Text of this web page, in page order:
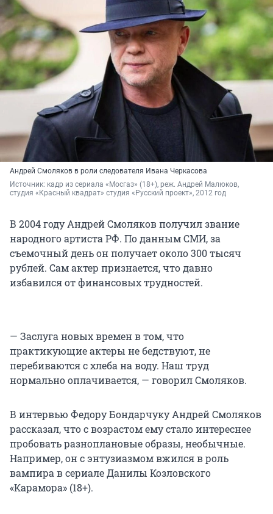
Андрей Смоляков в роли следователя Ивана Черкасова
Источник: кадр из сериала «Мосгаз» (18+), реж. Андрей Малюков,
студия «Красный квадрат» студия «Русский проект», 2012 год
В 2004 году Андрей Смоляков получил звание
народного артиста РФ. По данным СМИ, за
съемочный день он получает около300 тысяч
рублей. Сам актер признается, что давно
избавился от финансовых трудностей.
— Заслуга новых времен в том, что
практикующие актеры не бедствуют, не
перебиваются с хлеба на воду. Наш труд
нормально оплачивается, — говорил Смоляков.
В интервью Федору Бондарчуку Андрей Смоляков
рассказал, что с возрастом ему стало интереснее
пробовать разноплановые образы, необычные.
Например, он с энтузиазмом вжился в роль
вампира в сериале Данилы Козловского
«Карамора» (18+).